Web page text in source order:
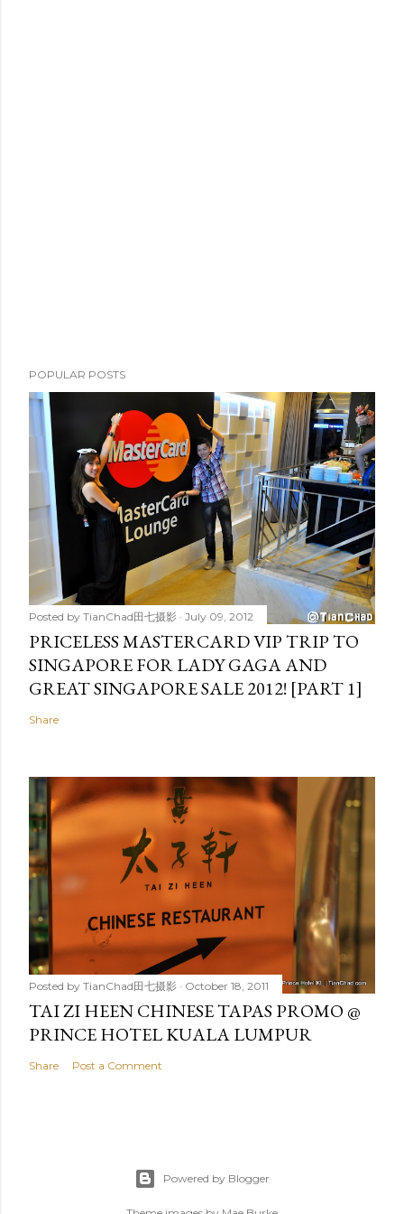
POPULAR POSTS
Posted by TianChad田七摄影 July 09, 2012
PRICELESS MASTERCARD VIP TRIP TO
SINGAPORE FOR LADY GAGA AND
GREAT SINGAPORE SALE 2012! [PART 1]
Share
Posted by TianChad田七摄影 October 18, 2011
TAI ZI HEEN CHINESE TAPAS PROMO @
PRINCE HOTEL KUALA LUMPUR
Share Post a Comment
Powered by Blogger